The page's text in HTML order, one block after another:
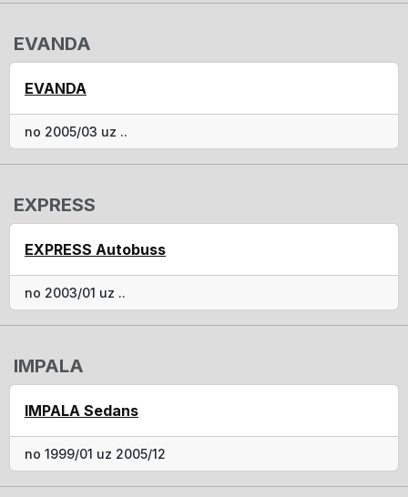
EVANDA
EVANDA
no 2005/03 uz ..
EXPRESS
EXPRESS Autobuss
no 2003/01 uz ..
IMPALA
IMPALA Sedans
no 1999/01 uz 2005/12